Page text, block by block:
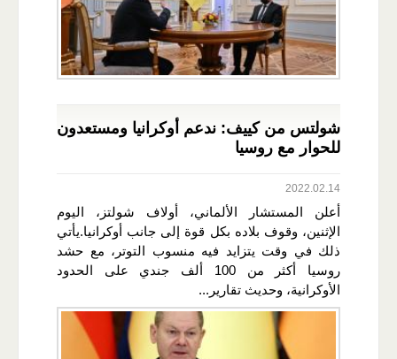
شولتس من كييف: ندعم أوكرانيا ومستعدون
للحوار مع روسيا
2022.02.14
أعلن المستشار الألماني، أولاف شولتز، اليوم
الإثنين، وقوف بلاده بكل قوة إلى جانب أوكرانيا.يأتي
ذلك في وقت يتزايد فيه منسوب التوتر، مع حشد
روسيا أكثر من 100 ألف جندي على الحدود
الأوكرانية، وحديث تقارير...